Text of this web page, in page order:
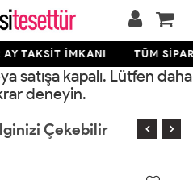
TAKSİT İMKANI TÜM
satışa kapalı. Lütfen daha
deneyin.
Çekebilir